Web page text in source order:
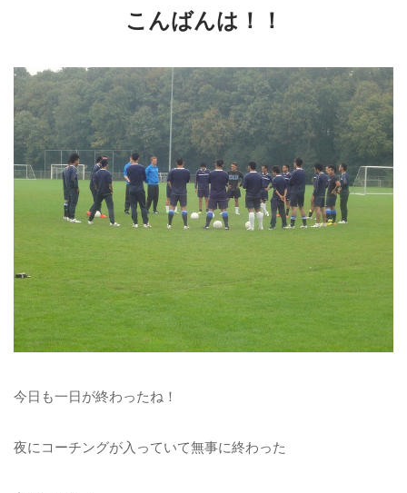
こんばんは！！
今日も一日が終わったね！
夜にコーチングが入っていて無事に終わった